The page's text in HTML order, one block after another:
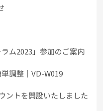
ム2023」参加のご案内
調整｜VD-W019
ントを開設いたしました